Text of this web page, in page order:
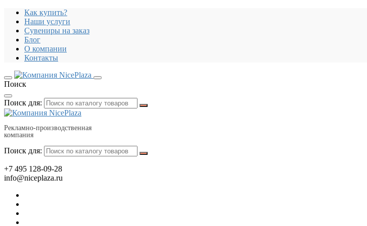
Как купить?
Наши услуги
Сувениры на заказ
Блог
О компании
Контакты
Поиск
Поиск для:
Рекламно-производственная
компания
Поиск для:
+7 495 128-09-28
info@niceplaza.ru